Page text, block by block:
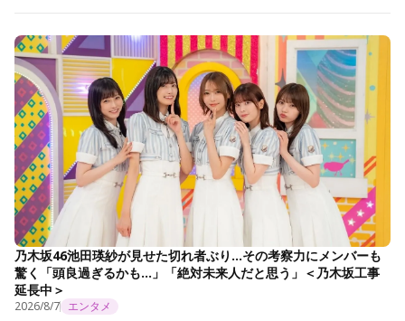
乃木坂46池田瑛紗が見せた切れ者ぶり…その考察力にメンバーも
驚く「頭良過ぎるかも…」「絶対未来人だと思う」＜乃木坂工事
延長中＞
2026/8/7 エンタメ